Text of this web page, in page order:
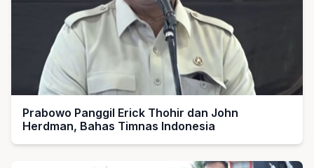
Prabowo Panggil Erick Thohir dan John
Herdman, Bahas Timnas Indonesia